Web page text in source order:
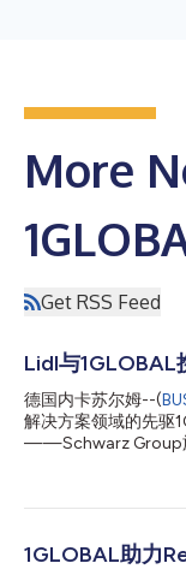
More
Get RSS Feed
Lidl与1GLOBAL
德国内卡苏尔姆--(
解决方案领域的先驱
——Schwarz Group
技术支持。 在此基础
Lidl Plus，双方将在
1GLOBAL助力